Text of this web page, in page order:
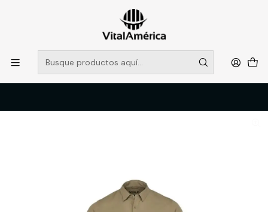
POR SISTEMA FRONTAL SOLO RETIROS EN TIENDA, DESDE
MUCHAS GRACIAS +569 5956 2237
Leer más
Catálogo
VESTIMENTA TECNICA Y CORPORATIVA
POLERAS Y CAMISAS
CAMISA SANTORINI STRETCH ANTIBACTERIAL HOMBRE BEIGE T/3XL